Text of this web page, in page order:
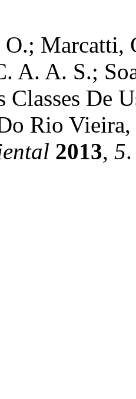
Marcatti,
A. A. S.;
Classes De
Rio
2013, 5.